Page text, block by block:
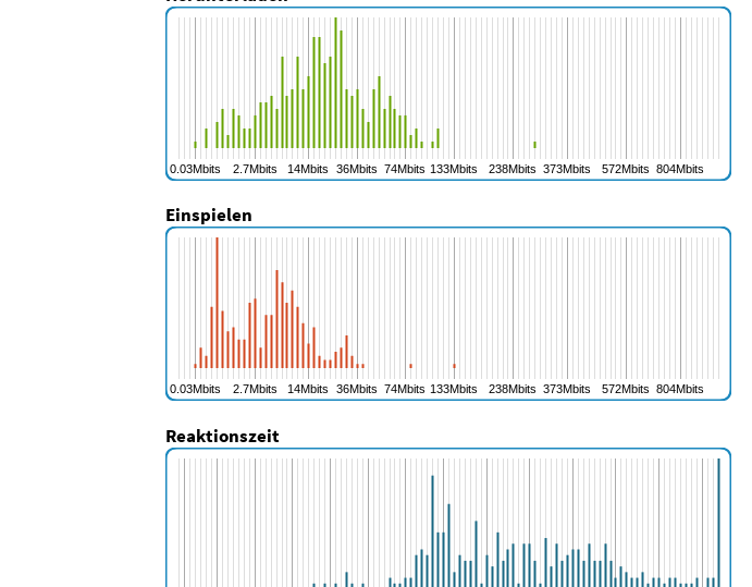
Einspielen
Reaktionszeit